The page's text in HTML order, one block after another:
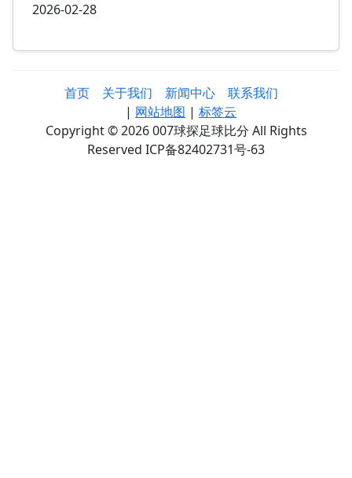
2026-02-28
首页 关于我们 新闻中心
联系我们
| 网站地图 | 标签云
Copyright © 2026 007球探足球比分 All Rights
Reserved ICP备82402731号-63